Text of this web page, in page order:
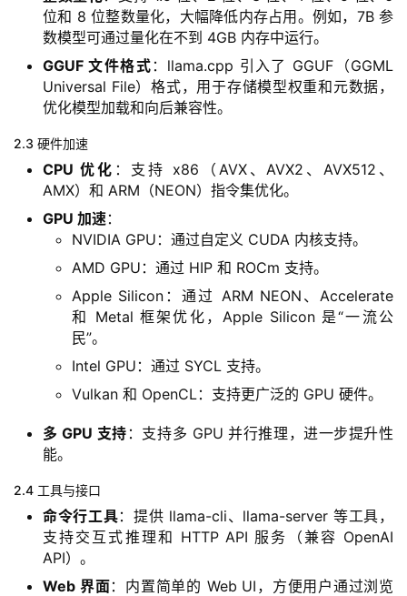
位和 8 位整数量化，大幅降低内存占用。例如，7B 参
数模型可通过量化在不到 4GB 内存中运行。
GGUF 文件格式 ：llama.cpp 引入了 GGUF（GGML
Universal File）格式，用于存储模型权重和元数据，
优化模型加载和向后兼容性。
2.3 硬件加速
CPU 优化 ：支持 x86（AVX、AVX2、AVX512、
AMX）和 ARM（NEON）指令集优化。
GPU 加速：
NVIDIA GPU：通过自定义 CUDA 内核支持。
AMD GPU：通过 HIP 和 ROCm 支持。
Apple Silicon：通过 ARM NEON、Accelerate
和 Metal 框架优化，Apple Silicon 是“一流公
民”。
Intel GPU：通过 SYCL 支持。
Vulkan 和 OpenCL：支持更广泛的 GPU 硬件。
多 GPU 支持 ：支持多 GPU 并行推理，进一步提升性
能。
2.4 工具与接口
命令行工具：提供 llama-cli、llama-server 等工具，
支持交互式推理和 HTTP API 服务（兼容 OpenAI
API）。
Web 界面：内置简单的 Web UI，方便用户通过浏览